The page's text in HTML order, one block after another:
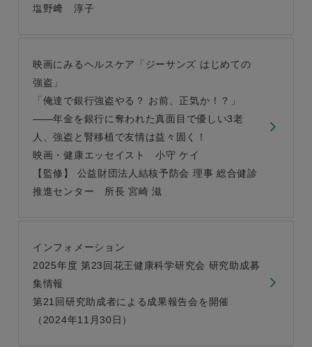
塩野﨑 淳子
映画にみるヘルスケア「ジーサンズ はじめての
強盗」
「俺達で銀行強盗やる？ お前、正気か！？」
年金を銀行に奪われた真面目で優しい3老
人、強盗と腎移植で友情は益々固く！
映画・健康エッセイスト 小守 ケイ
【監修】 公益財団法人結核予防会 理事 総合健診
推進センター 所長 宮崎 滋
インフォメーション
2025年度 第23回花王健康科学研究会 研究助成募
集情報
第21回研究助成者による成果報告会を開催
（2024年11月30日）